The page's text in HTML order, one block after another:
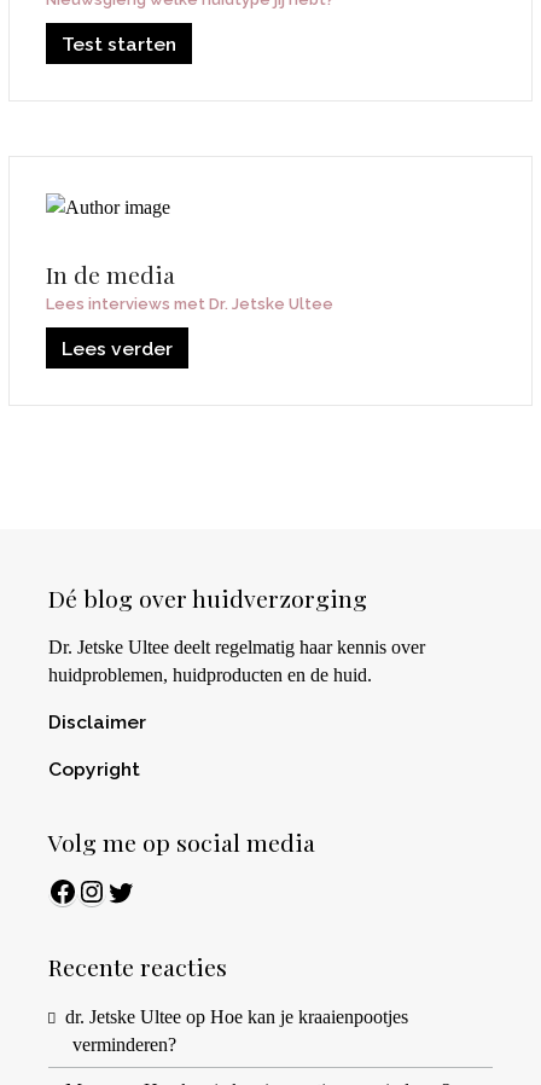
Test starten
In de media
Lees interviews met Dr. Jetske Ultee
Lees verder
Dé blog over huidverzorging
Dr. Jetske Ultee deelt regelmatig haar kennis over
huidproblemen, huidproducten en de huid.
Disclaimer
Copyright
Volg me op social media
Facebook
Instagram
Twitter
Recente reacties
dr. Jetske Ultee op Hoe kan je kraaienpootjes
verminderen?